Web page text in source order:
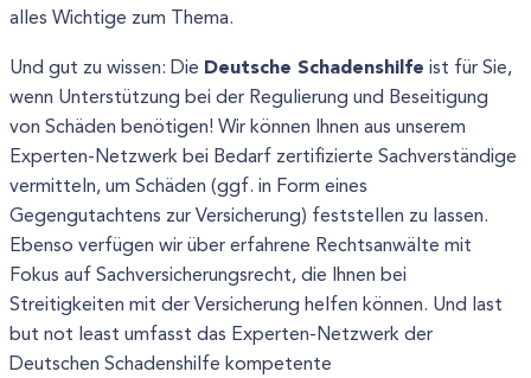
alles Wichtige zum Thema.
Und gut zu wissen: Die Deutsche Schadenshilfe ist für Sie,
wenn Unterstützung bei der Regulierung und Beseitigung
von Schäden benötigen! Wir können Ihnen aus unserem
Experten-Netzwerk bei Bedarf zertifizierte Sachverständige
vermitteln, um Schäden (ggf. in Form eines
Gegengutachtens zur Versicherung) feststellen zu lassen.
Ebenso verfügen wir über erfahrene Rechtsanwälte mit
Fokus auf Sachversicherungsrecht, die Ihnen bei
Streitigkeiten mit der Versicherung helfen können. Und last
but not least umfasst das Experten-Netzwerk der
Deutschen Schadenshilfe kompetente